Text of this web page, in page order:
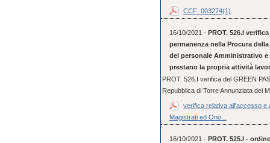
CCF_003274(1)
16/10/2021 - PROT. 526.I
permanenza nella Procura
del personale Amministrativo
prestano la propria attività
PROT. 526.I verifica del GREEN
Repubblica di Torre Annunziata dei
verifica relativa all'accesso e
Magistrati ed Ono...
16/10/2021 - PROT. 525.I -